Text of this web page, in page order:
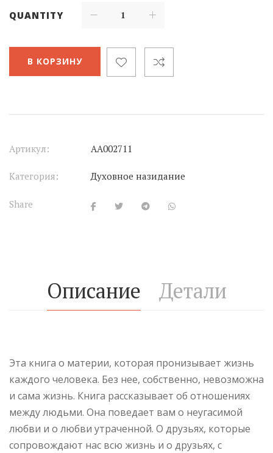
QUANTITY
В КОРЗИНУ
Артикул: АА002711
Категория: Духовное назидание
Share
Описание Детали
Эта книга о материи, которая пронизывает жизнь
каждого человека. Без нее, собственно, невозможна
и сама жизнь. Книга рассказывает об отношениях
между людьми. Она поведает вам о неугасимой
любви и о любви утраченной. О друзьях, которые
сопровождают нас всю жизнь и о друзьях, с